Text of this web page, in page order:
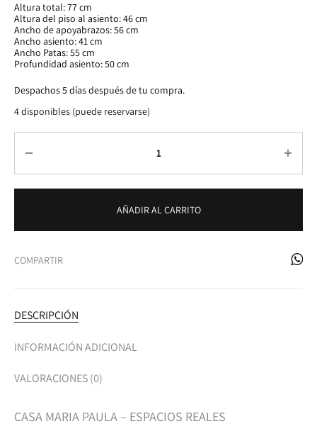
Altura total: 77 cm
Altura del piso al asiento: 46 cm
Ancho de apoyabrazos: 56 cm
Ancho asiento: 41 cm
Ancho Patas: 55 cm
Profundidad asiento: 50 cm
Despachos 5 días después de tu compra.
4 disponibles (puede reservarse)
AÑADIR AL CARRITO
COMPARTIR
DESCRIPCIÓN
INFORMACIÓN ADICIONAL
VALORACIONES (0)
CASA MARIA PAULA – ESPACIOS REALES